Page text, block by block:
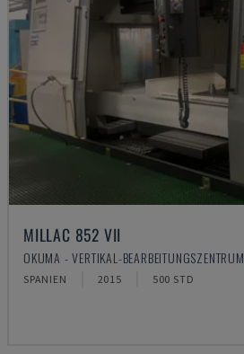
MILLAC 852 VII
OKUMA - VERTIKAL-BEARBEITUNGSZENTRUM
SPANIEN 2015 500 STD